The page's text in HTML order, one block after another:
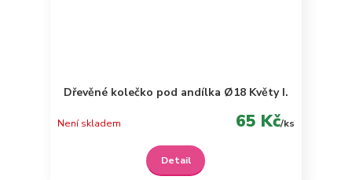
Dřevěné kolečko pod andílka Ø18 Květy I.
65 Kč/ks
Není skladem
Detail